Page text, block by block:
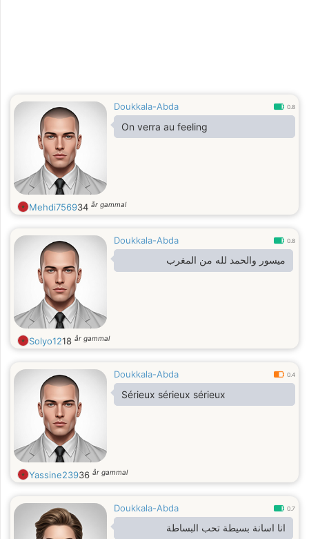
Doukkala-Abda 0.8
On verra au feeling
Mehdi756934 år gammal
Doukkala-Abda 0.8
ميسور والحمد لله من المغرب
Solyo1218 år gammal
Doukkala-Abda 0.4
Sérieux sérieux sérieux
Yassine23936 år gammal
Doukkala-Abda 0.7
انا اسانة بسيطة تحب البساطة